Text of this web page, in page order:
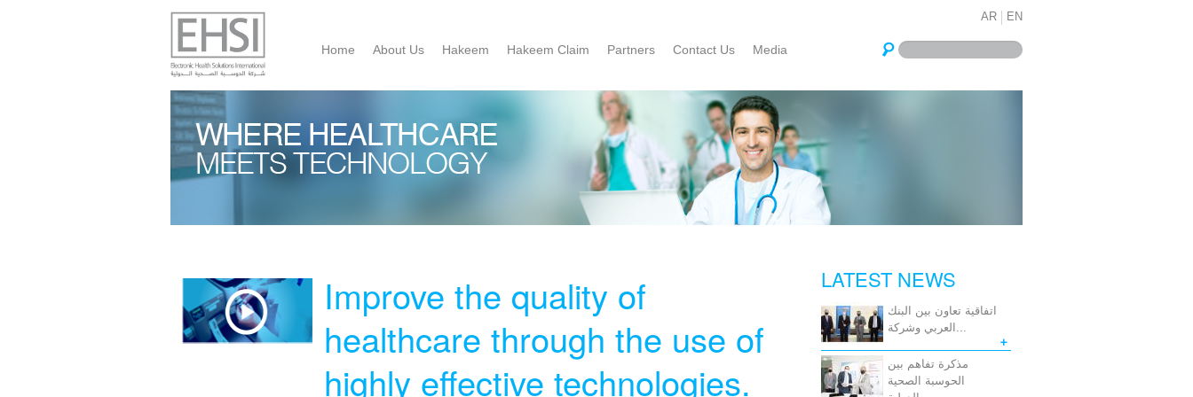
Home About Us Hakeem Hakeem Claim Partners Contact Us Media
AR EN
Improve the quality of
healthcare through the use of
highly effective technologies.
LATEST NEWS
اتفاقية تعاون بين البنك
العربي وشركة...
مذكرة تفاهم بين
الحوسبة الصحية